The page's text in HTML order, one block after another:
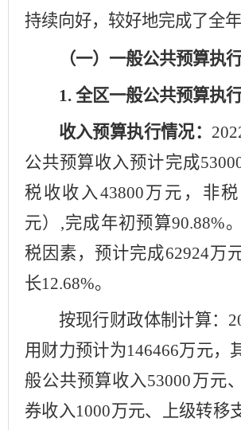
持续向好，较好地完成了全年
（一）一般公共预算执
1. 全区一般公共预算执
收入预算执行情况： 202
公共预算收入预计完成53
税收收入43800万元，非
元） ,完成年初预算90.88%
税因素，预计完成62924万
长12.68%。
按现行财政体制计算：
用财力预计为146466万元，
般公共预算收入53000万元
券收入1000万元、上级转移